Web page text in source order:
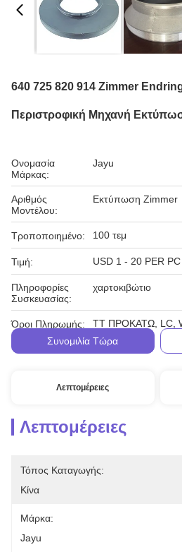
640 725 820 914 Zimmer
Περιστροφική Μηχανή
Ονομασία
Μάρκας:
Jayu
Αριθμός
Μοντέλου:
Εκτύπωση Zimmer
Τροποποιημένο: 100 τεμ
Τιμή: USD 1 - 20 PER PC
Πληροφορίες
Συσκευασίας:
χαρτοκιβώτιο
Όροι Πληρωμής:
TT ΠΡΟΚΑΤΩ, LC,
Συνομιλία Τώρα
Λεπτομέρειες
Λεπτομέρειες
Τόπος Καταγωγής:
Κίνα
Μάρκα:
Jayu